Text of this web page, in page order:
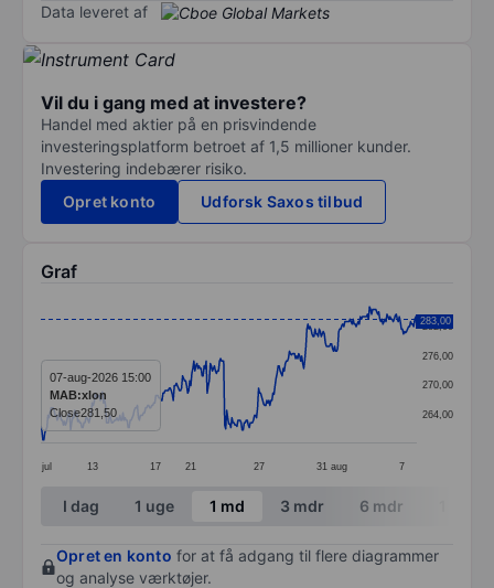
Data leveret af
Vil du i gang med at investere?
Handel med aktier på en prisvindende
investeringsplatform betroet af 1,5 millioner kunder.
Investering indebærer risiko.
Opret konto
Udforsk Saxos tilbud
Graf
Line chart with 367 data points.
The chart has 1 X axis displaying categories.
The chart has 1 Y axis displaying values. Data
jul 13 17 21 27 31 aug 7
264,00
270,00
276,00
282,00
283,00
07-aug-2026 15:00
MAB:xlon
Close281,50
End of interactive chart.
I dag 1 uge 1 md 3 mdr 6 mdr
Opret en konto for at få adgang til flere diagrammer
og analyse værktøjer.